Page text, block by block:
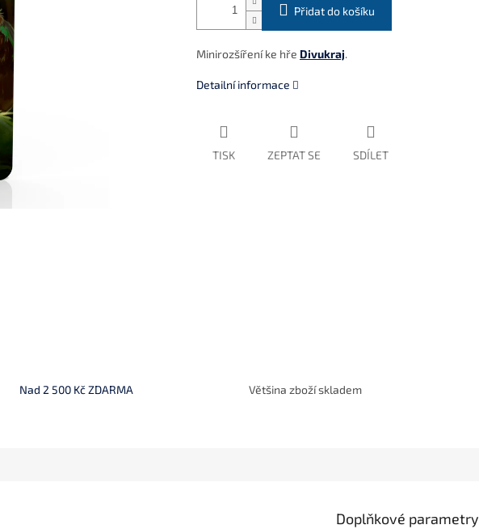
Přidat do košíku
Minirozšíření ke hře Divukraj.
Detailní informace
TISK ZEPTAT SE SDÍLET
Nad 2 500 Kč ZDARMA Většina zboží skladem
Doplňkové parametry